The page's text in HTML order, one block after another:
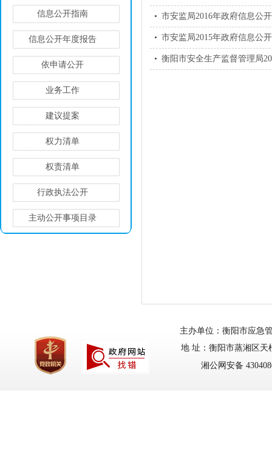
信息公开指南
信息公开年度报告
依申请公开
业务工作
建议提案
权力清单
权责清单
行政执法公开
主动公开事项目录
• 市安监局2016年政府信息公
• 市安监局2015年政府信息公
• 衡阳市安全生产监督管理局
主办单位：衡阳市应急
地 址：衡阳市蒸湘区天
湘公网安备